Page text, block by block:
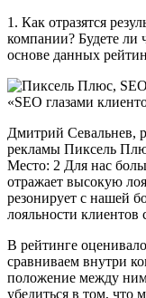
1. Как отразятся
компании? Будете ли
основе данных
Дмитрий Севальнев,
рекламы Пиксель
Место: 2 Для нас
отражает высокую
резонирует с нашей
лояльности клиентов
В рейтинге
сравниваем внутри
положение между
убедиться в том,